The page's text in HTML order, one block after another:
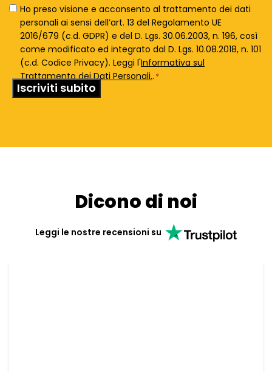
Privacy
Policy
Ho preso visione e acconsento al trattamento dei dati
personali ai sensi dell’art. 13 del Regolamento UE
2016/679 (c.d. GDPR) e del D. Lgs. 30.06.2003, n. 196, così
come modificato ed integrato dal D. Lgs. 10.08.2018, n. 101
(c.d. Codice Privacy). Leggi l'Informativa sul
Trattamento dei Dati Personali.. *
Dicono di noi
Leggi le nostre recensioni su